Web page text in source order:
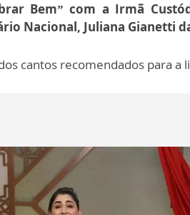
Bem” com a Irmã
Nacional, Juliana Gianetti
cantos recomendados para a